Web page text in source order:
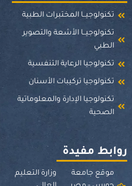
تكنولوجيــا المختبرات الطبية
تكنولوجيــا الأشعة والتصوير
الطبي
تكنولوجيا الرعاية التنفسية
تكنولوجيا تركيبات الأسنان
تكنولوجيا الإدارة والمعلوماتية
الصحية
روابط مفيدة
موقع جامعة
وزارة التعليم